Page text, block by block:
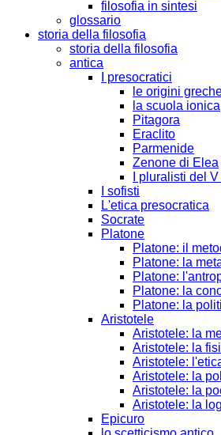
filosofia in sintesi
glossario
storia della filosofia
storia della filosofia
antica
I presocratici
le origini
la scuola ionica
Pitagora
Eraclito
Parmenide
Zenone di Elea
I pluralisti del
I sofisti
L'etica presocratica
Socrate
Platone
Platone: il
Platone: la
Platone:
Platone: la
Platone: la
Aristotele
Aristotele: la
Aristotele: la
Aristotele:
Aristotele: la
Aristotele: la
Aristotele: la
Epicuro